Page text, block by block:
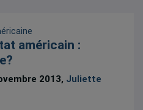
américain :
2013, Juliette